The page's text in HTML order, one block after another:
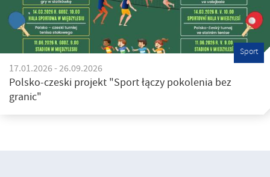
Sport
17.01.2026 - 26.09.2026
Polsko-czeski projekt "Sport łączy pokolenia bez
granic"